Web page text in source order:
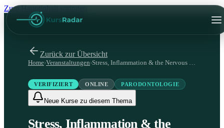
Zum Hauptinhalt springen
Zurück zur Übersicht
Home›Veranstaltungen› Stress, Inflammation & the Nervous System: Expanding Our Approach to Periodontal Care
VERIFIZIERT ONLINE PARODONTOLOGIE
Neue Kurse zu diesem Thema
Stress, Inflammation & the